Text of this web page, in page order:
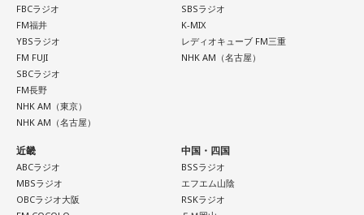
をキャッチアップ！
●今日のへぇ 10時〜
世界の夜の過ごし方に関するへぇをご紹介！
●「 こぶくろさん 」 11時〜
スーパーやコンビニで百花繚乱の個包装、小袋入りのグルメ
をセレクション！
＜8月13日(木)のTOPICS＞
FBCラジオ
FM福井
YBSラジオ
FM FUJI
SBCラジオ
FM長野
NHK AM（東京）
NHK AM（名古屋）
SBSラジオ
K-MIX
レディオキューブ FM三重
NHK AM（名古屋）
近畿
ABCラジオ
MBSラジオ
OBCラジオ大阪
中国・四国
BSSラジオ
エフエム山陰
RSKラジオ